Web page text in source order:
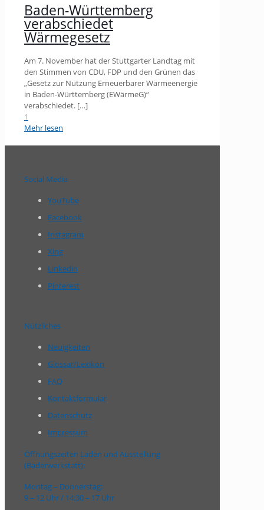
Baden-Württemberg
verabschiedet
Wärmegesetz
Am 7. November hat der Stuttgarter Landtag mit
den Stimmen von CDU, FDP und den Grünen das
„Gesetz zur Nutzung Erneuerbarer Wärmeenergie
in Baden-Württemberg (EWärmeG)“
verabschiedet. […]
1
Mehr lesen
Social Media
YouTube
Facebook
Instagram
Xing
Linkedin
Pinterest
Nützliches
Neuigkeiten
Glossar/Lexikon
FAQ
Kontaktformular
Datenschutz
Impressum
Öffnungszeiten Laden und Ausstellung
(Bäderwerkstatt):
Montag – Donnerstag:
9 – 12 Uhr / 14:30 – 17 Uhr